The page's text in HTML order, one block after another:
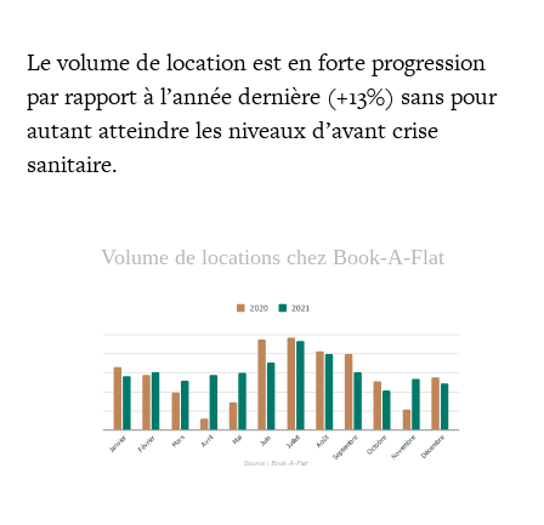
Le volume de location est en forte progression
par rapport à l’année dernière (+13%) sans pour
autant atteindre les niveaux d’avant crise
sanitaire.
Volume de locations chez Book-A-Flat